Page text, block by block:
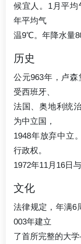
候宜人。1月平
年平均气
温9℃。年降水量
历史
公元963年，卢
受西班牙、
法国、奥地利统
为中立国，
1948年放弃中立
行政权。
1972年11月16日
文化
法律规定，年满6
003年建立
了首所完整的大